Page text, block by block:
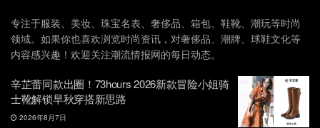
专注于服装、美妆、珠宝名表、奢侈品、箱包、鞋靴、潮玩等时尚
领域。如果你也喜欢浏览时尚资讯，对奢侈品、潮牌、球鞋文化等
内容感兴趣！欢迎关注潮流情报网的每日动态。
辛芷蕾同款出圈！73hours 2026新款冒险小姐骑
士靴解锁早秋穿搭新思路
2026年8月7日